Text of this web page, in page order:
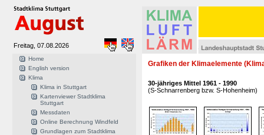
Freitag, 07.08.2026
Home
English version
Klima
Klima in Stuttgart
Kartenviewer Stadtklima
Stuttgart
Messdaten
Online Berechnung Windfeld
Grundlagen zum Stadtklima
Grafiken der Klimaelemente
30-jähriges Mittel 1961 - 1990
(S-Schnarrenberg bzw. S-Hohenheim)